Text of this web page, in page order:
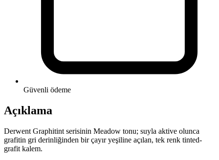
Güvenli ödeme
Açıklama
Derwent Graphitint serisinin Meadow tonu; suyla aktive olunca
grafitin gri derinliğinden bir çayır yeşiline açılan, tek renk tinted-
grafit kalem.